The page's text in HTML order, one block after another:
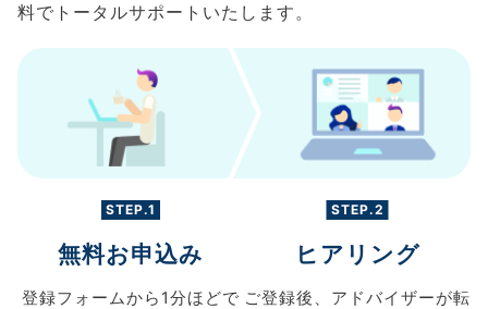
料でトータルサポートいたします。
STEP.1
無料お申込み
登録フォームから 1分ほどで
STEP.2
ヒアリング
ご登録後、 アドバイザーが転